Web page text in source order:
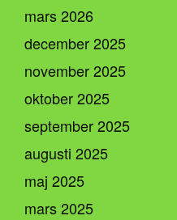
mars 2026
december 2025
november 2025
oktober 2025
september 2025
augusti 2025
maj 2025
mars 2025